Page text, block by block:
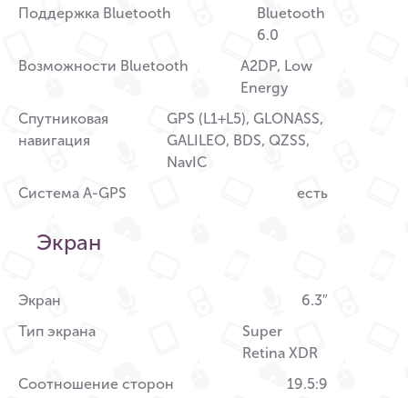
Поддержка Bluetooth
Bluetooth
6.0
Возможности Bluetooth
A2DP, Low
Energy
Спутниковая
навигация
GPS (L1+L5), GLONASS,
GALILEO, BDS, QZSS,
NavIC
Система A-GPS
есть
Экран
Экран
6.3″
Тип экрана
Super
Retina XDR
Соотношение сторон
19.5:9